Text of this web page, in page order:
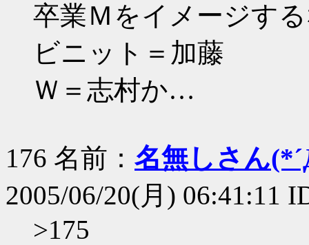
卒業Ｍをイメージす
ビニット＝加藤
Ｗ＝志村か…
176 名前： 名無しさん
2005/06/20(月) 06:41:11
>175